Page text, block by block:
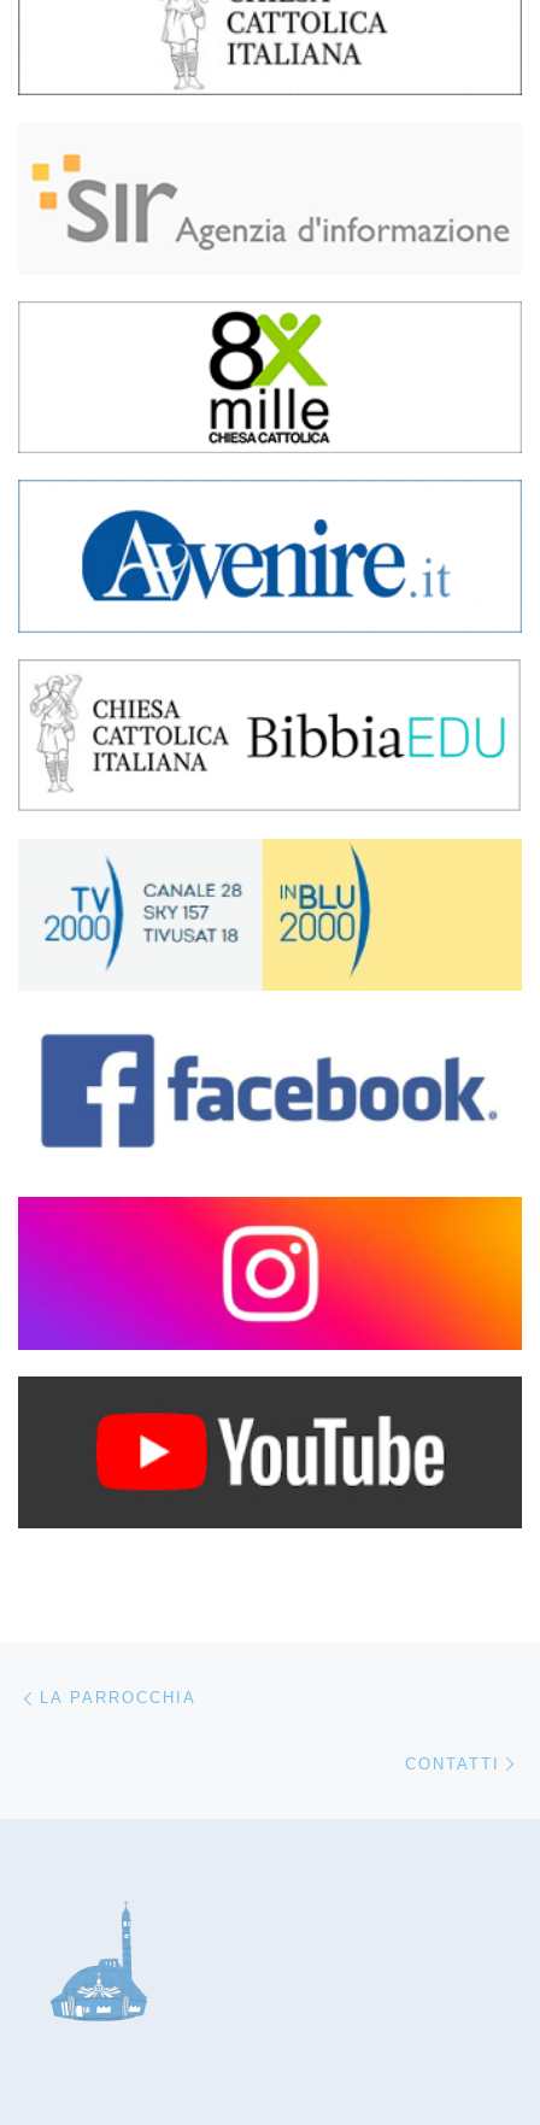
Navigazione articoli
LA PARROCCHIA
CONTATTI